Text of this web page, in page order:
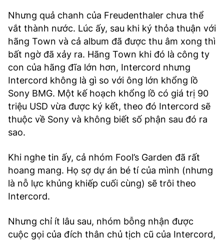
Nhưng quả chanh của Freudenthaler chưa thể
vắt thành nước. Lúc ấy, sau khi ký thỏa thuận với
hãng Town và cả album đã được thu âm xong thì
bất ngờ đã xảy ra. Hãng Town khi đó là công ty
con của hãng đĩa lớn hơn, Intercord nhưng
Intercord không là gì so với ông lớn khổng lồ
Sony BMG. Một kế hoạch khổng lồ có giá trị 90
triệu USD vừa được ký kết, theo đó Intercord sẽ
thuộc về Sony và không biết số phận sau đó ra
sao.
Khi nghe tin ấy, cả nhóm Fool’s Garden đã rất
hoang mang. Họ sợ dự án bé tí của mình (nhưng
là nỗ lực khủng khiếp cuối cùng) sẽ trôi theo
Intercord.
Nhưng chỉ ít lâu sau, nhóm bỗng nhận được
cuộc gọi của đích thân chủ tịch cũ của Intercord,